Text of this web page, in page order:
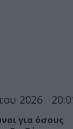
2026
για όσους